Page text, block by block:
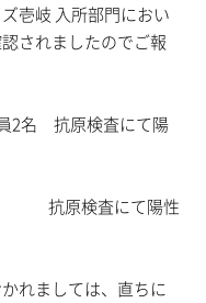
壱岐 入所部門におい
されましたのでご報
名 抗原検査にて陽
原検査にて陽性
れましては、直ちに